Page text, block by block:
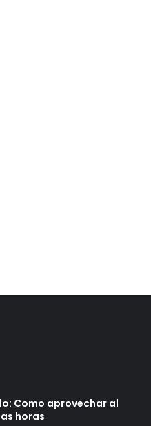
Como aprovechar al
horas